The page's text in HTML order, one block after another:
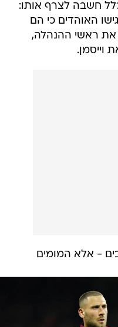
חשבה לצרף אותו:
האוהדים כי הם
את ראשי ההנהלה,
וייסמן.
- אלא המומים